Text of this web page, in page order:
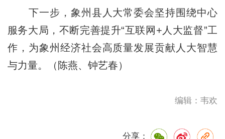
下一步，象州县人大常委会坚持围绕中心
服务大局，不断完善提升“互联网+人大监督”工
作，为象州经济社会高质量发展贡献人大智慧
与力量。（陈燕、钟艺春）
编辑：韦欢
分享：